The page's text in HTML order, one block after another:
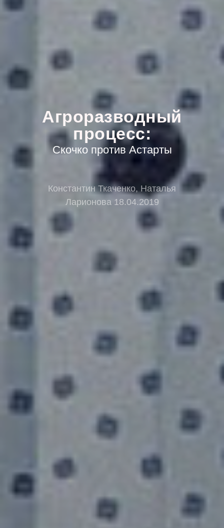
Агроразводный
процесс:
Скочко против Астарты
Константин Ткаченко, Наталья
Ларионова 18.04.2019